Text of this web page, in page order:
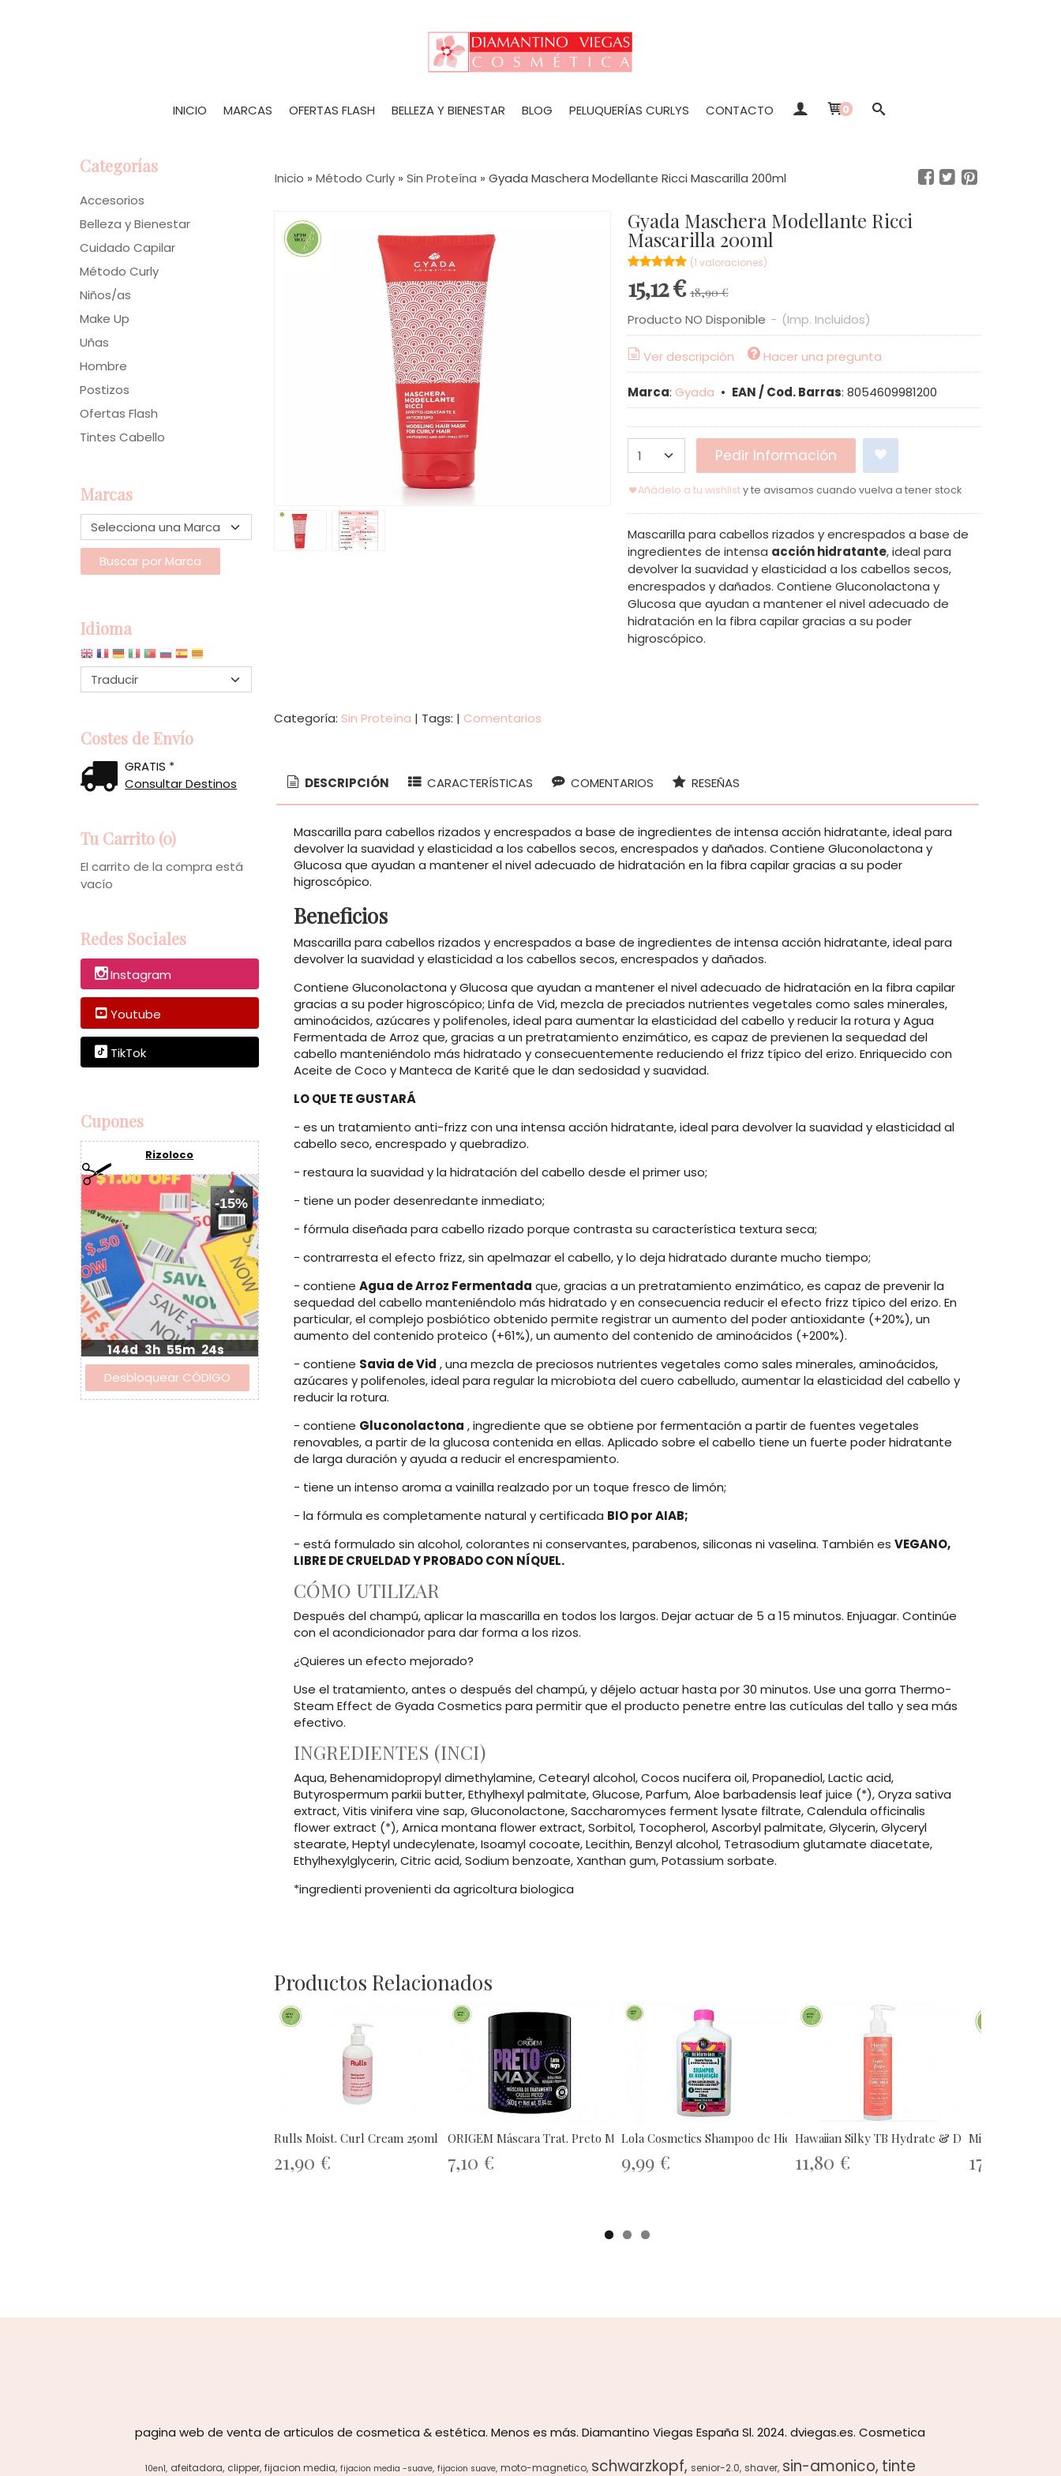
INICIO MARCAS OFERTAS FLASH BELLEZA Y BIENESTAR BLOG PELUQUERÍAS CURLYS CONTACTO 0
Categorías
Accesorios
Belleza y Bienestar
Cuidado Capilar
Método Curly
Niños/as
Make Up
Uñas
Hombre
Postizos
Ofertas Flash
Tintes Cabello
Marcas
Idioma
Costes de Envío
GRATIS *
Consultar Destinos
Tu Carrito (0)
El carrito de la compra está
vacío
Redes Sociales
Instagram
Youtube
TikTok
Cupones
Rizoloco
-15%
144d 3h 55m 24s
Inicio » Método Curly» Sin Proteína » Gyada Maschera Modellante Ricci Mascarilla 200ml
Gyada Maschera Modellante Ricci
Mascarilla 200ml
★★★★★
★★★★★ (1 valoraciones)
15,12 €18,90 €
Producto NO Disponible - (Imp. Incluidos)
Ver descripción Hacer una pregunta
Marca: Gyada • EAN / Cod. Barras: 8054609981200
Pedir Información
Añádelo a tu wishlisty te avisamos cuando vuelva a tener stock
Mascarilla para cabellos rizados y encrespados a base de
ingredientes de intensa acción hidratante, ideal para
devolver la suavidad y elasticidad a los cabellos secos,
encrespados y dañados. Contiene Gluconolactona y
Glucosa que ayudan a mantener el nivel adecuado de
hidratación en la fibra capilar gracias a su poder
higroscópico.
Categoría: Sin Proteína | Tags: | Comentarios
DESCRIPCIÓN CARACTERÍSTICAS COMENTARIOS RESEÑAS
Mascarilla para cabellos rizados y encrespados a base de ingredientes de intensa acción hidratante, ideal para
devolver la suavidad y elasticidad a los cabellos secos, encrespados y dañados. Contiene Gluconolactona y
Glucosa que ayudan a mantener el nivel adecuado de hidratación en la fibra capilar gracias a su poder
higroscópico.
Beneficios
Mascarilla para cabellos rizados y encrespados a base de ingredientes de intensa acción hidratante, ideal para
devolver la suavidad y elasticidad a los cabellos secos, encrespados y dañados.
Contiene Gluconolactona y Glucosa que ayudan a mantener el nivel adecuado de hidratación en la fibra capilar
gracias a su poder higroscópico; Linfa de Vid, mezcla de preciados nutrientes vegetales como sales minerales,
aminoácidos, azúcares y polifenoles, ideal para aumentar la elasticidad del cabello y reducir la rotura y Agua
Fermentada de Arroz que, gracias a un pretratamiento enzimático, es capaz de previenen la sequedad del
cabello manteniéndolo más hidratado y consecuentemente reduciendo el frizz típico del erizo. Enriquecido con
Aceite de Coco y Manteca de Karité que le dan sedosidad y suavidad.
LO QUE TE GUSTARÁ
- es un tratamiento anti-frizz con una intensa acción hidratante, ideal para devolver la suavidad y elasticidad al
cabello seco, encrespado y quebradizo.
- restaura la suavidad y la hidratación del cabello desde el primer uso;
- tiene un poder desenredante inmediato;
- fórmula diseñada para cabello rizado porque contrasta su característica textura seca;
- contrarresta el efecto frizz, sin apelmazar el cabello, y lo deja hidratado durante mucho tiempo;
- contieneAgua de Arroz Fermentada que, gracias a un pretratamiento enzimático, es capaz de prevenir la
sequedad del cabello manteniéndolo más hidratado y en consecuencia reducir el efecto frizz típico del erizo. En
particular, el complejo posbiótico obtenido permite registrar un aumento del poder antioxidante (+20%), un
aumento del contenido proteico (+61%), un aumento del contenido de aminoácidos (+200%).
- contiene Savia de Vid , una mezcla de preciosos nutrientes vegetales como sales minerales, aminoácidos,
azúcares y polifenoles, ideal para regular la microbiota del cuero cabelludo, aumentar la elasticidad del cabello y
reducir la rotura.
- contiene Gluconolactona , ingrediente que se obtiene por fermentación a partir de fuentes vegetales
renovables, a partir de la glucosa contenida en ellas. Aplicado sobre el cabello tiene un fuerte poder hidratante
de larga duración y ayuda a reducir el encrespamiento.
- tiene un intenso aroma a vainilla realzado por un toque fresco de limón;
- la fórmula es completamente natural y certificada BIO por AIAB;
- está formulado sin alcohol, colorantes ni conservantes, parabenos, siliconas ni vaselina. También esVEGANO,
LIBRE DE CRUELDAD Y PROBADO CON NÍQUEL.
CÓMO UTILIZAR
Después del champú, aplicar la mascarilla en todos los largos. Dejar actuar de 5 a 15 minutos. Enjuagar. Continúe
con el acondicionador para dar forma a los rizos.
¿Quieres un efecto mejorado?
Use el tratamiento, antes o después del champú, y déjelo actuar hasta por 30 minutos. Use una gorra Thermo-
Steam Effect de Gyada Cosmetics para permitir que el producto penetre entre las cutículas del tallo y sea más
efectivo.
INGREDIENTES (INCI)
Aqua, Behenamidopropyl dimethylamine, Cetearyl alcohol, Cocos nucifera oil, Propanediol, Lactic acid,
Butyrospermum parkii butter, Ethylhexyl palmitate, Glucose, Parfum, Aloe barbadensis leaf juice (*), Oryza sativa
extract, Vitis vinifera vine sap, Gluconolactone, Saccharomyces ferment lysate filtrate, Calendula officinalis
flower extract (*), Arnica montana flower extract, Sorbitol, Tocopherol, Ascorbyl palmitate, Glycerin, Glyceryl
stearate, Heptyl undecylenate, Isoamyl cocoate, Lecithin, Benzyl alcohol, Tetrasodium glutamate diacetate,
Ethylhexylglycerin, Citric acid, Sodium benzoate, Xanthan gum, Potassium sorbate.
*ingredienti provenienti da agricoltura biologica
Productos Relacionados
Rulls Moist. Curl Cream 250ml
21,90 €
ORIGEM Máscara Trat. Preto Max 500g
7,10 €
Lola Cosmetics Shampoo de Hidratação...
9,99 €
Hawaiian Silky TB Hydrate & Define...
11,80 €
Mielle Organics
17,90 €
pagina web de venta de articulos de cosmetica & estética. Menos es más. Diamantino Viegas España Sl. 2024. dviegas.es. Cosmetica
10en1 afeitadora clipper fijacion media fijacion media -suave fijacion suave moto-magnetico schwarzkopf senior-2.0 shaver sin-amonico tinte